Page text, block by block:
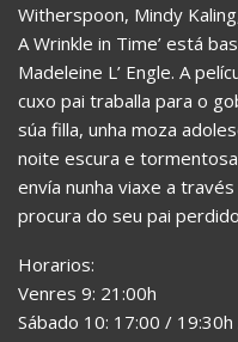
Witherspoon, Mindy
A Wrinkle in Time’ está
Madeleine L’ Engle. A
cuxo pai traballa para o
súa filla, unha moza
noite escura e
envía nunha viaxe a
procura do seu pai
Horarios:
Venres 9: 21:00h
Sábado 10: 17:00 /